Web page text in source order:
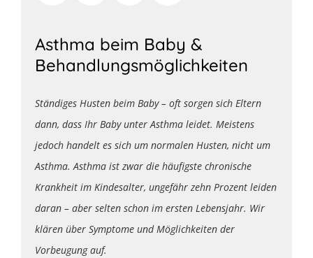
Asthma beim Baby &
Behandlungsmöglichkeiten
Ständiges Husten beim Baby – oft sorgen sich Eltern
dann, dass Ihr Baby unter Asthma leidet. Meistens
jedoch handelt es sich um normalen Husten, nicht um
Asthma. Asthma ist zwar die häufigste chronische
Krankheit im Kindesalter, ungefähr zehn Prozent leiden
daran – aber selten schon im ersten Lebensjahr. Wir
klären über Symptome und Möglichkeiten der
Vorbeugung auf.